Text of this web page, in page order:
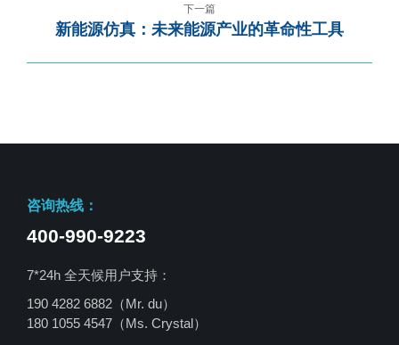
下一篇
新能源仿真：未来能源产业的革命性工具
咨询热线：
400-990-9223
7*24h 全天候用户支持：
190 4282 6882（Mr. du）
180 1055 4547 （Ms. Crystal）